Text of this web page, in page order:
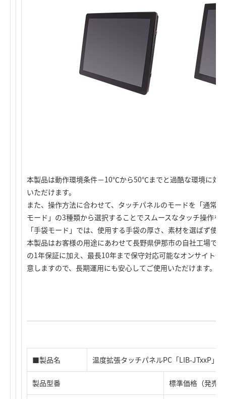
本製品は動作環境条件－10℃から50℃までと過酷な環境に対
いただけます。
また、操作方法に合わせて、タッチパネルのモードを「通常
モード」の3種類から選択することでスムースなタッチ操作を
「手袋モード」では、使用する手袋の厚さ、素材を選ばず使
本製品はお客様の用途にあわせて長野県伊那市の自社工場で
の1年保証に加え、最長10年まで保守対応可能なオンサイト
意しますので、長期運用にも安心してご使用いただけます。
■製品名 温度拡張タッチパネルPC「LIB-JTxxP」
製品型番 標準価格（発売